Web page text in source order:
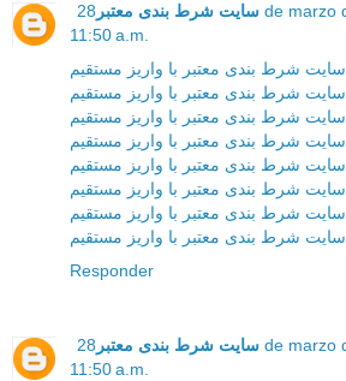
سایت شرط بندی معتبر 28 de marzo de 2021 a las
11:50 a.m.
سایت شرط بندی معتبر با واریز مستقیم
سایت شرط بندی معتبر با واریز مستقیم
سایت شرط بندی معتبر با واریز مستقیم
سایت شرط بندی معتبر با واریز مستقیم
سایت شرط بندی معتبر با واریز مستقیم
سایت شرط بندی معتبر با واریز مستقیم
سایت شرط بندی معتبر با واریز مستقیم
سایت شرط بندی معتبر با واریز مستقیم
Responder
سایت شرط بندی معتبر 28 de marzo de 2021 a las
11:50 a.m.